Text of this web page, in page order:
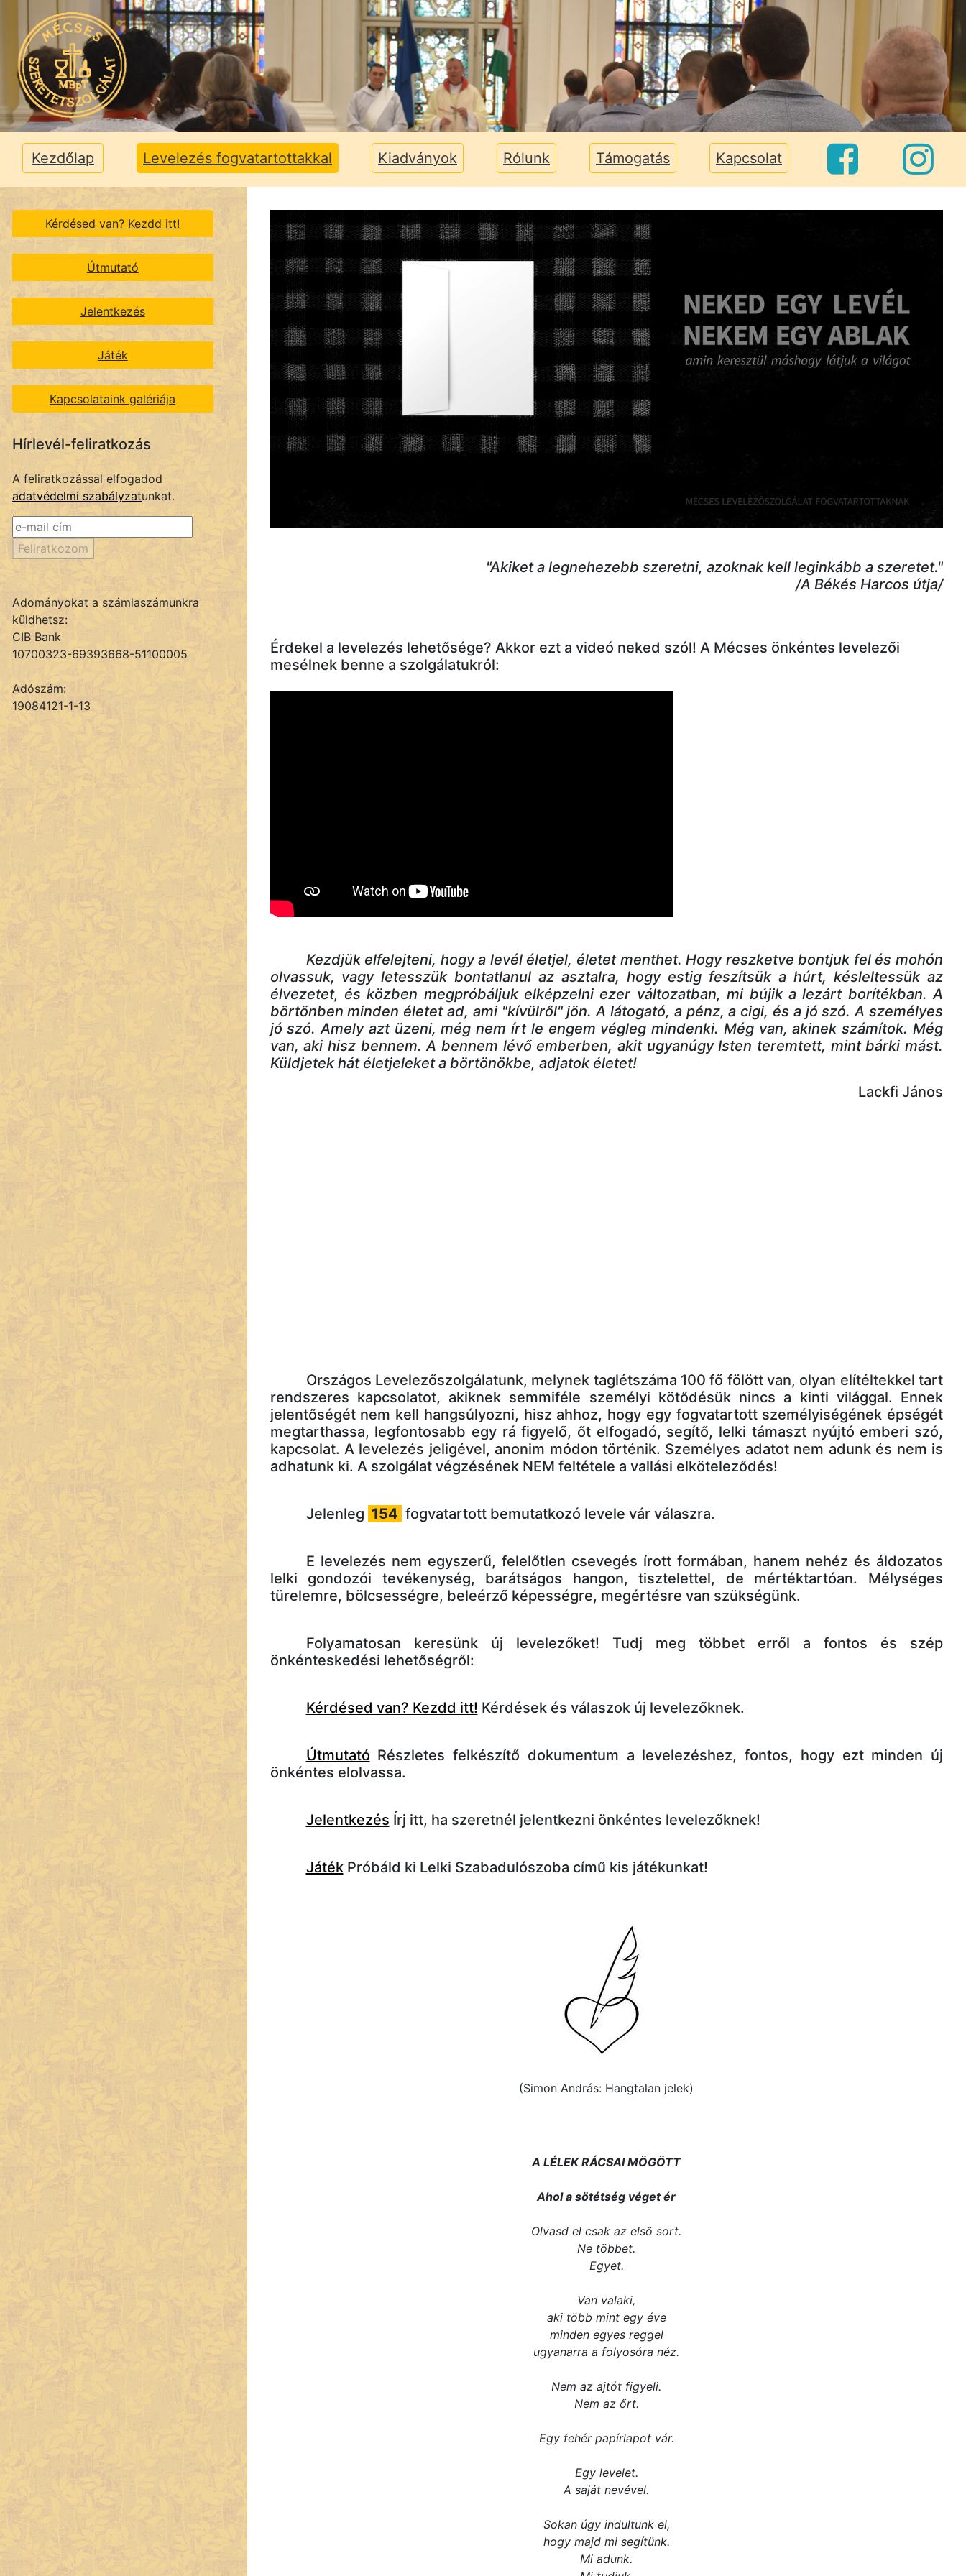
Kezdőlap Levelezés fogvatartottakkal Kiadványok Rólunk Támogatás Kapcsolat
Kérdésed van? Kezdd itt!
Útmutató
Jelentkezés
Játék
Kapcsolataink galériája
Hírlevél-feliratkozás
A feliratkozással elfogadod
adatvédelmi szabályzatunkat.
Feliratkozom
Adományokat a számlaszámunkra
küldhetsz:
CIB Bank
10700323-69393668-51100005
Adószám:
19084121-1-13
"Akiket a legnehezebb szeretni, azoknak kell leginkább a szeretet."
/A Békés Harcos útja/
Érdekel a levelezés lehetősége? Akkor ezt a videó neked szól! A Mécses önkéntes levelezői
mesélnek benne a szolgálatukról:
Kezdjük elfelejteni, hogy a levél életjel, életet menthet. Hogy reszketve bontjuk fel és mohón
olvassuk, vagy letesszük bontatlanul az asztalra, hogy estig feszítsük a húrt, késleltessük az
élvezetet, és közben megpróbáljuk elképzelni ezer változatban, mi bújik a lezárt borítékban. A
börtönben minden életet ad, ami "kívülről" jön. A látogató, a pénz, a cigi, és a jó szó. A személyes
jó szó. Amely azt üzeni, még nem írt le engem végleg mindenki. Még van, akinek számítok. Még
van, aki hisz bennem. A bennem lévő emberben, akit ugyanúgy Isten teremtett, mint bárki mást.
Küldjetek hát életjeleket a börtönökbe, adjatok életet!
Lackfi János
Országos Levelezőszolgálatunk, melynek taglétszáma 100 fő fölött van, olyan elítéltekkel tart
rendszeres kapcsolatot, akiknek semmiféle személyi kötődésük nincs a kinti világgal. Ennek
jelentőségét nem kell hangsúlyozni, hisz ahhoz, hogy egy fogvatartott személyiségének épségét
megtarthassa, legfontosabb egy rá figyelő, őt elfogadó, segítő, lelki támaszt nyújtó emberi szó,
kapcsolat. A levelezés jeligével, anonim módon történik. Személyes adatot nem adunk és nem is
adhatunk ki. A szolgálat végzésének NEM feltétele a vallási elköteleződés!
Jelenleg 154 fogvatartott bemutatkozó levele vár válaszra.
E levelezés nem egyszerű, felelőtlen csevegés írott formában, hanem nehéz és áldozatos
lelki gondozói tevékenység, barátságos hangon, tisztelettel, de mértéktartóan. Mélységes
türelemre, bölcsességre, beleérző képességre, megértésre van szükségünk.
Folyamatosan keresünk új levelezőket! Tudj meg többet erről a fontos és szép
önkénteskedési lehetőségről:
Kérdésed van? Kezdd itt! Kérdések és válaszok új levelezőknek.
Útmutató Részletes felkészítő dokumentum a levelezéshez, fontos, hogy ezt minden új
önkéntes elolvassa.
Jelentkezés Írj itt, ha szeretnél jelentkezni önkéntes levelezőknek!
JátékPróbáld ki Lelki Szabadulószoba című kis játékunkat!
(Simon András: Hangtalan jelek)
A LÉLEK RÁCSAI MÖGÖTT
Ahol a sötétség véget ér
Olvasd el csak az első sort.
Ne többet.
Egyet.
Van valaki,
aki több mint egy éve
minden egyes reggel
ugyanarra a folyosóra néz.
Nem az ajtót figyeli.
Nem az őrt.
Egy fehér papírlapot vár.
Egy levelet.
A saját nevével.
Sokan úgy indultunk el,
hogy majd mi segítünk.
Mi adunk.